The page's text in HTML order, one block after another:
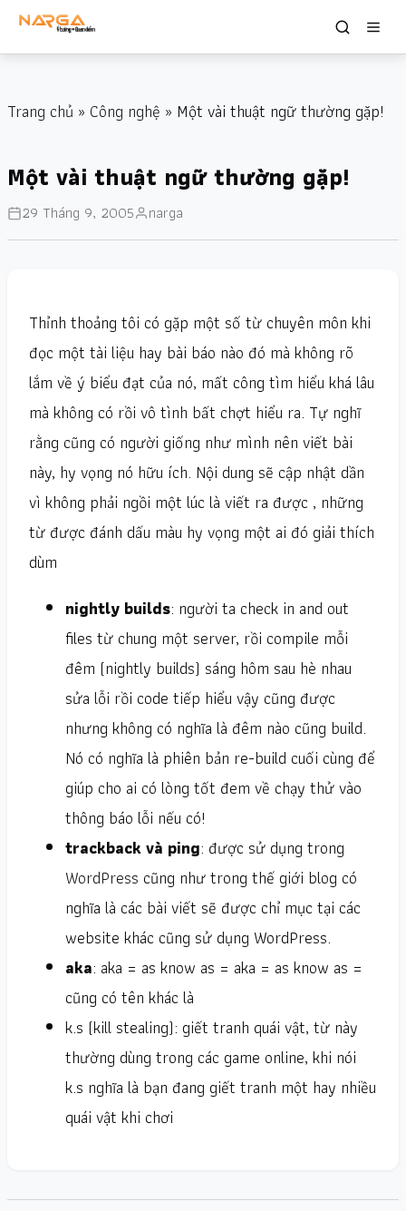
Trang chủ » Công nghệ » Một vài thuật ngữ thường gặp!
Một vài thuật ngữ thường gặp!
29 Tháng 9, 2005 narga
Thỉnh thoảng tôi có gặp một số từ chuyên môn khi
đọc một tài liệu hay bài báo nào đó mà không rõ
lắm về ý biểu đạt của nó, mất công tìm hiểu khá lâu
mà không có rồi vô tình bất chợt hiểu ra. Tự nghĩ
rằng cũng có người giống như mình nên viết bài
này, hy vọng nó hữu ích. Nội dung sẽ cập nhật dần
vì không phải ngồi một lúc là viết ra được , những
từ được đánh dấu màu hy vọng một ai đó giải thích
dùm
nightly builds: người ta check in and out
files từ chung một server, rồi compile mỗi
đêm (nightly builds) sáng hôm sau hè nhau
sửa lỗi rồi code tiếp hiểu vậy cũng được
nhưng không có nghĩa là đêm nào cũng build.
Nó có nghĩa là phiên bản re-build cuối cùng để
giúp cho ai có lòng tốt đem về chạy thử vào
thông báo lỗi nếu có!
trackback và ping: được sử dụng trong
WordPress cũng như trong thế giới blog có
nghĩa là các bài viết sẽ được chỉ mục tại các
website khác cũng sử dụng WordPress.
aka: aka = as know as = aka = as know as =
cũng có tên khác là
k.s (kill stealing): giết tranh quái vật, từ này
thường dùng trong các game online, khi nói
k.s nghĩa là bạn đang giết tranh một hay nhiều
quái vật khi chơi